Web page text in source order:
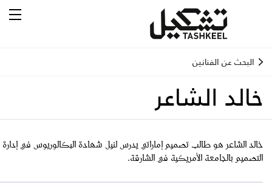
البحث عن الفنانين
خالد الشاعر
‬التصميم‭ ‬بالجامعة‭ ‬الأمريكية‭ ‬في‭ ‬الشارقة‭.‬